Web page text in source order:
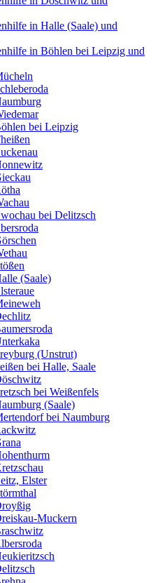
in Halle (Saale) und
in Böhlen bei Leipzig und
bei Leipzig
bei Delitzsch
(Saale)
(Unstrut)
bei Halle, Saale
bei Weißenfels
(Saale)
bei Naumburg
Elster
Muckern